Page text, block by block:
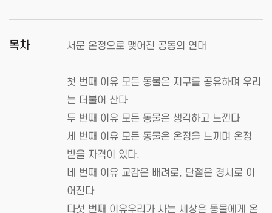
목차 서문 온정으로 맺어진 공동의 연대
첫 번째 이유 모든 동물은 지구를 공유하며 우리
는 더불어 산다
두 번째 이유 모든 동물은 생각하고 느낀다
세 번째 이유 모든 동물은 온정을 느끼며 온정
받을 자격이 있다.
네 번째 이유 교감은 배려로, 단절은 경시로 이
어진다
다섯 번째 이유우리가 사는 세상은 동물에게 온